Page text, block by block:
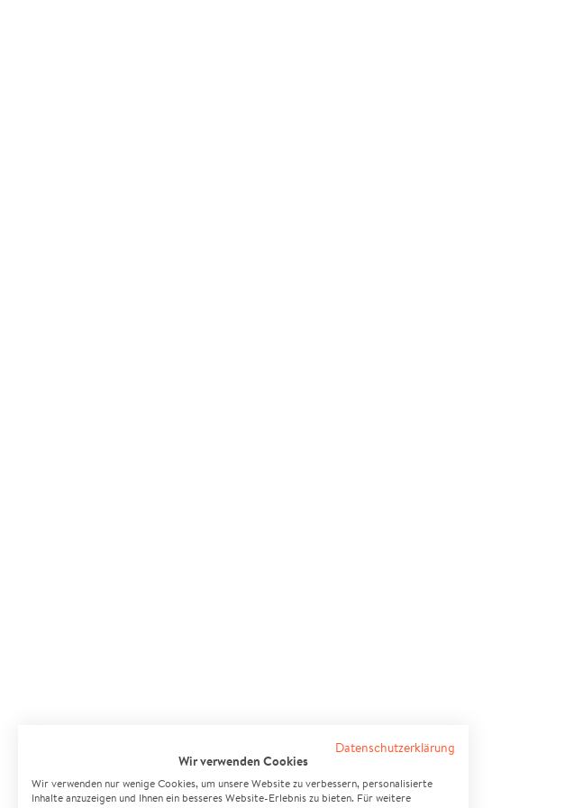
Datenschutzerklärung
Wir verwenden Cookies
Wir verwenden nur wenige Cookies, um unsere Website zu verbessern, personalisierte
Inhalte anzuzeigen und Ihnen ein besseres Website-Erlebnis zu bieten. Für weitere